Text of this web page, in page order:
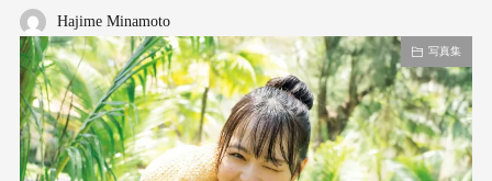
Hajime Minamoto
写真集